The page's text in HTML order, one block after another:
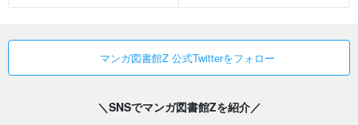
マンガ図書館Z 公式Twitterをフォロー
＼SNSでマンガ図書館Zを紹介／